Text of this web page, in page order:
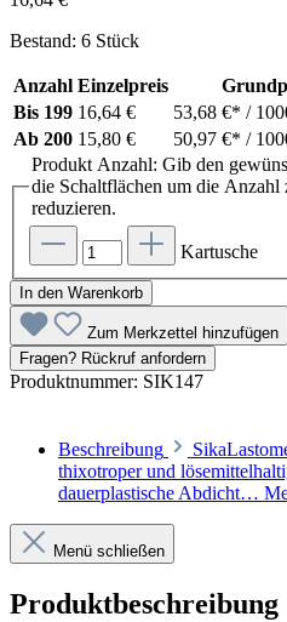
Bestand: 6 Stück
Anzahl Einzelpreis
Bis 199 16,64 € 53,68 €* /
Ab 200 15,80 € 50,97 €* /
Produkt Anzahl: Gib den
die Schaltflächen um die Anzahl
reduzieren.
Kartusche
In den Warenkorb
Zum Merkzettel hinzufügen
Fragen? Rückruf anfordern
Produktnummer: SIK147
Beschreibung
thixotroper und
dauerplastische Abdicht…
Menü schließen
Produktbeschreibung